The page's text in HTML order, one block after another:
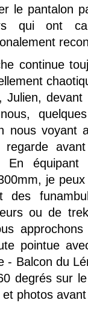
le pantalon
qui ont
continue
Julien,
nous voyant
regarde
En
je
des
ou de
pointue
- Balcon du
degrés sur
photos